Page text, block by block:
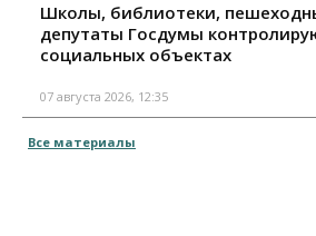
Школы, библиотеки,
депутаты Госдумы
социальных объектах
07 августа 2026, 12:35
Все материалы